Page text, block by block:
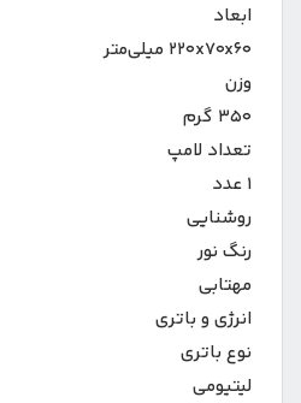
ابعاد
۲۲۰x۷۰x۶۰ میلی‌متر
وزن
۳۵۰ گرم
تعداد لامپ
۱ عدد
روشنایی
رنگ نور
مهتابی
انرژی و باتری
نوع باتری
لیتیومی